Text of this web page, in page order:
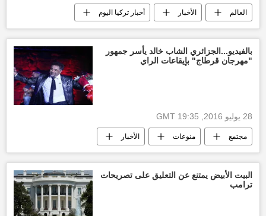
العالم الأخبار أخبار تركيا اليوم
بالفيديو...الجزائري الشاب خالد يأسر جمهور
"مهرجان قرطاج" بإيقاعات الراي
28 يوليو 2016, 19:35 GMT
مجتمع منوعات الأخبار
أخبار تونس اليوم الشاب خالد
مهرجان قرطاج فن
البيت الأبيض يمتنع عن التعليق على تصريحات
ترامب